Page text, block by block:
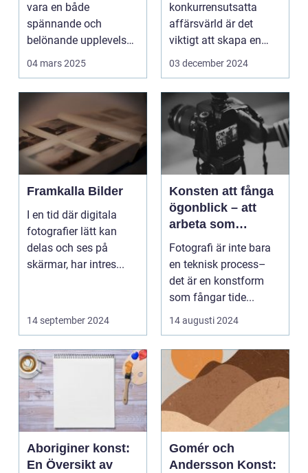
vara en både
spännande och
belönande upplevelse.
Det handlar...
04 mars 2025
konkurrensutsatta
affärsvärld är det
viktigt att skapa en
arbetsmiljö s...
03 december 2024
Framkalla Bilder
I en tid där digitala
fotografier lätt kan
delas och ses på
skärmar, har intres...
14 september 2024
Konsten att fånga
ögonblick – att
arbeta som
fotograf i
Norrköping
Fotografi är inte bara
en teknisk process–
det är en konstform
som fångar tide...
14 augusti 2024
Aboriginer konst:
En Översikt av
Gomér och
Andersson Konst: